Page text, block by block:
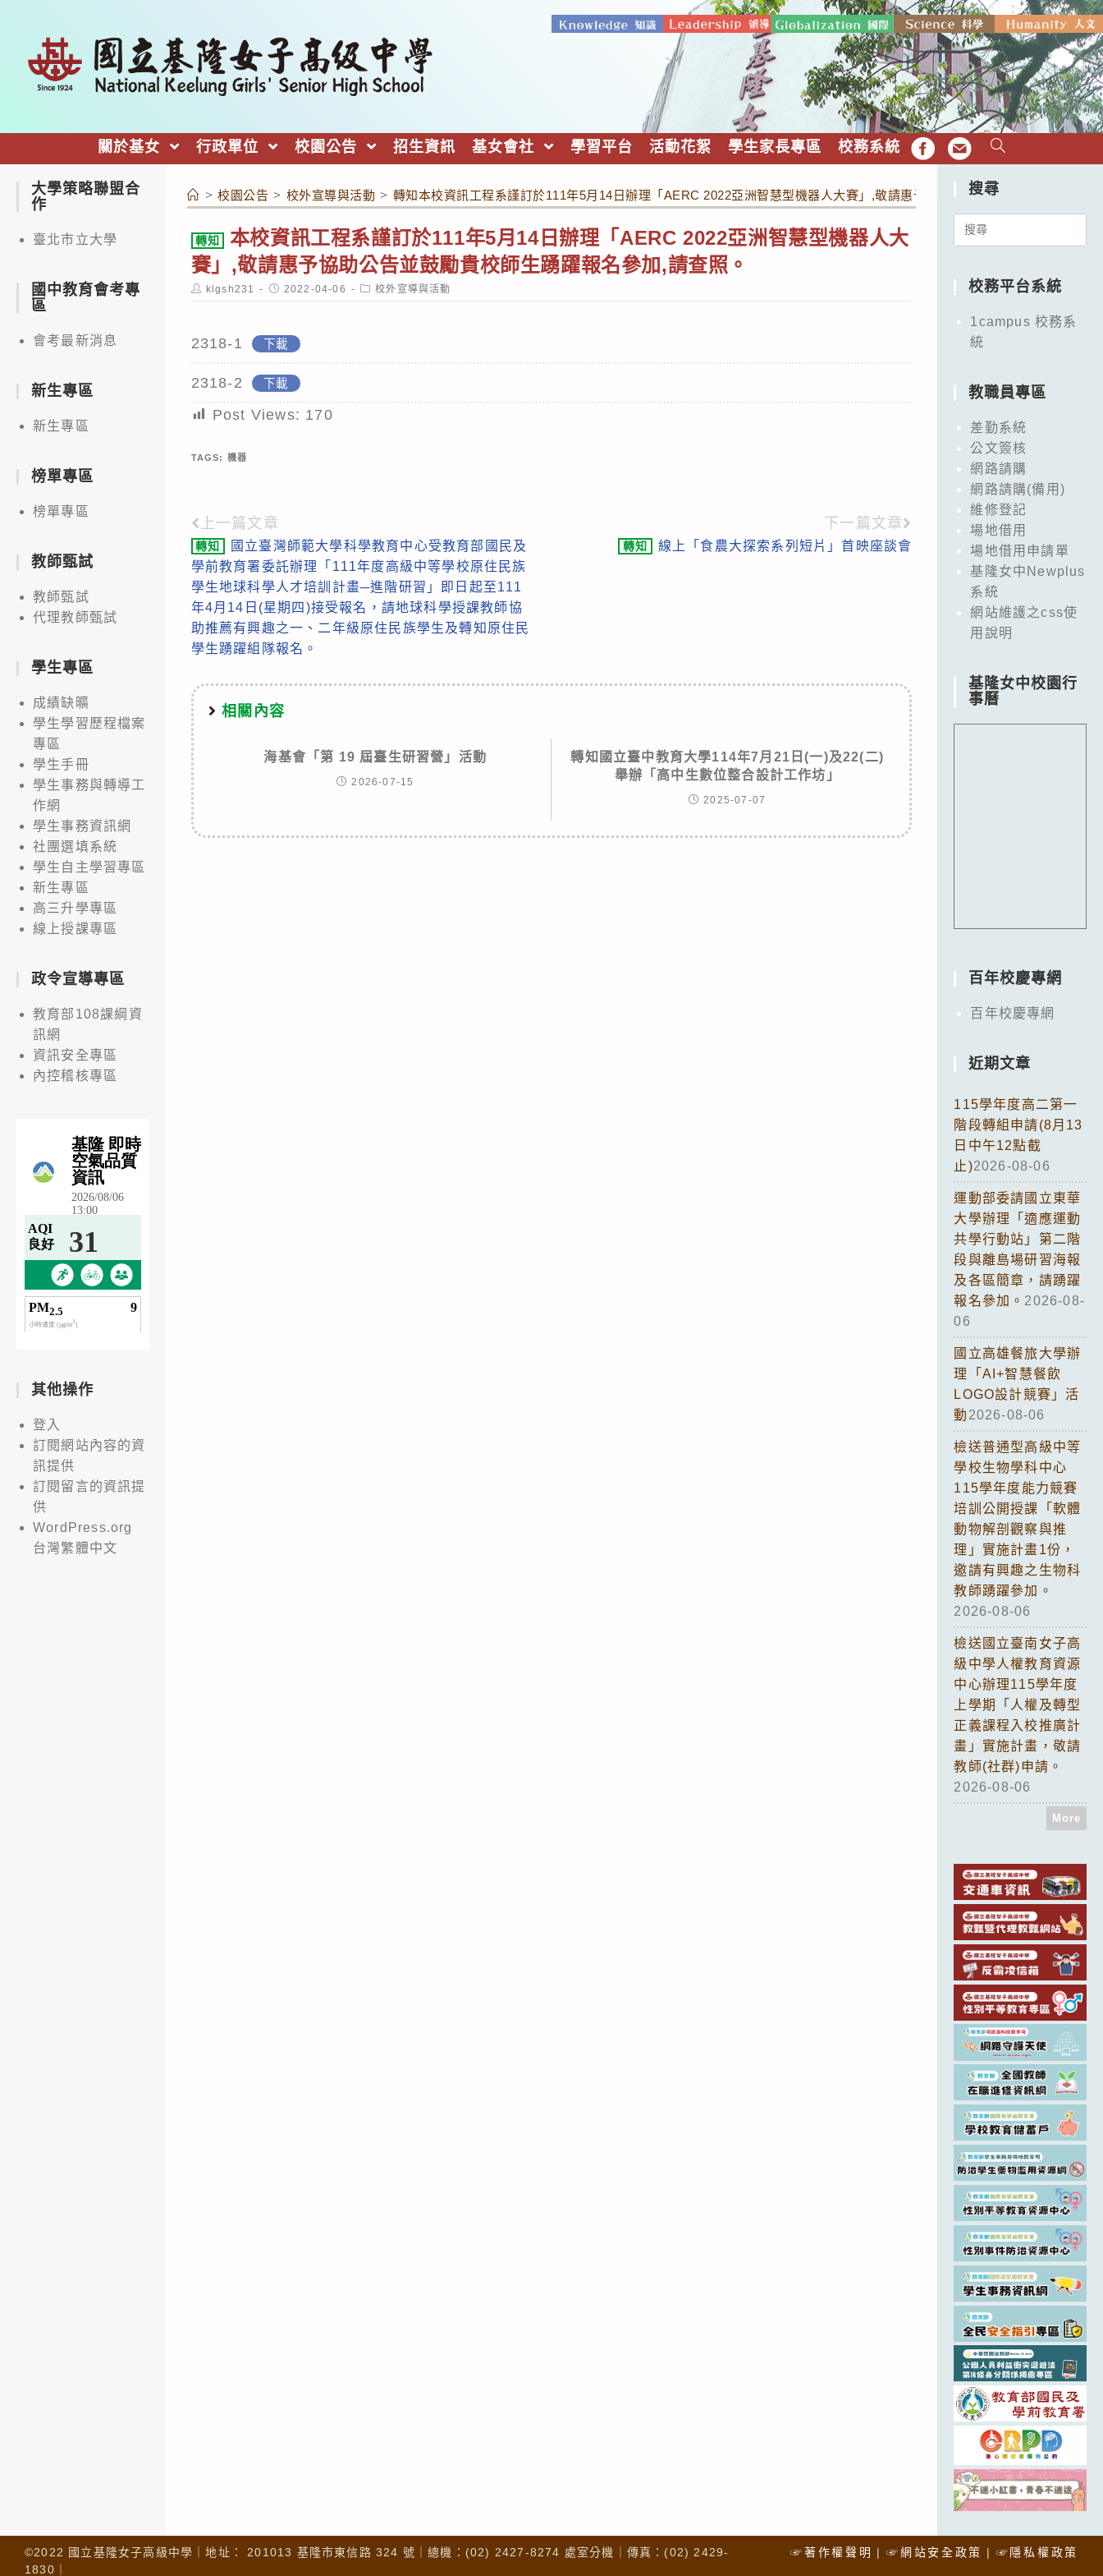
關於基女 行政單位 校園公告 招生資訊 基女會社 學習平台 活動花絮 學生家長專區 校務系統 FB EMAIL
> 校園公告 > 校外宣導與活動 > 轉知本校資訊工程系謹訂於111年5月14日辦理「AERC 2022亞洲智慧型機器人大賽」,敬請惠予協助公告並鼓勵貴校師生踴躍
轉知
本校資訊工程系謹訂於111年5月14日辦理「AERC 2022亞洲智慧型機器人大
賽」,敬請惠予協助公告並鼓勵貴校師生踴躍報名參加,請查照。
Post
author:
klgsh231
Post
published:
2022-04-06
Post
category:
校外宣導與活動
2318-1 下載
2318-2 下載
Post Views: 170
TAGS: 機器
Read
more
articles
上一篇文章
轉知
國立臺灣師範大學科學教育中心受教育部國民及
學前教育署委託辦理「111年度高級中等學校原住民族
學生地球科學人才培訓計畫─進階研習」即日起至111
年4月14日(星期四)接受報名，請地球科學授課教師協
助推薦有興趣之一、二年級原住民族學生及轉知原住民
學生踴躍組隊報名。
下一篇文章
轉知 線上「食農大探索系列短片」首映座談會
相關內容
海基會「第 19 屆臺生研習營」活動
2026-07-15
轉知國立臺中教育大學114年7月21日(一)及22(二)
舉辦「高中生數位整合設計工作坊」
2025-07-07
大學策略聯盟合
作
臺北市立大學
國中教育會考專
區
會考最新消息
新生專區
新生專區
榜單專區
榜單專區
教師甄試
教師甄試
代理教師甄試
學生專區
成績缺曠
學生學習歷程檔案
專區
學生手冊
學生事務與轉導工
作網
學生事務資訊網
社團選填系統
學生自主學習專區
新生專區
高三升學專區
線上授課專區
政令宣導專區
教育部108課綱資
訊網
資訊安全專區
內控稽核專區
其他操作
登入
訂閱網站內容的資
訊提供
訂閱留言的資訊提
供
WordPress.org
台灣繁體中文
搜尋
Search
校務平台系統
1campus 校務系
統
教職員專區
差勤系統
公文簽核
網路請購
網路請購(備用)
維修登記
場地借用
場地借用申請單
基隆女中Newplus
系統
網站維護之css使
用說明
基隆女中校園行
事曆
百年校慶專網
百年校慶專網
近期文章
115學年度高二第一
階段轉組申請(8月13
日中午12點截
止)2026-08-06
運動部委請國立東華
大學辦理「適應運動
共學行動站」第二階
段與離島場研習海報
及各區簡章，請踴躍
報名參加。 2026-08-
06
國立高雄餐旅大學辦
理「AI+智慧餐飲
LOGO設計競賽」活
動 2026-08-06
檢送普通型高級中等
學校生物學科中心
115學年度能力競賽
培訓公開授課「軟體
動物解剖觀察與推
理」實施計畫1份，
邀請有興趣之生物科
教師踴躍參加。
2026-08-06
檢送國立臺南女子高
級中學人權教育資源
中心辦理115學年度
上學期「人權及轉型
正義課程入校推廣計
畫」實施計畫，敬請
教師(社群)申請。
2026-08-06
More
☞著作權聲明 ☞網站安全政策 ☞隱私權政策
©2022 國立基隆女子高級中學｜地址： 201013 基隆市東信路 324 號｜總機：(02) 2427-8274 處室分機｜傳真：(02) 2429-
1830｜